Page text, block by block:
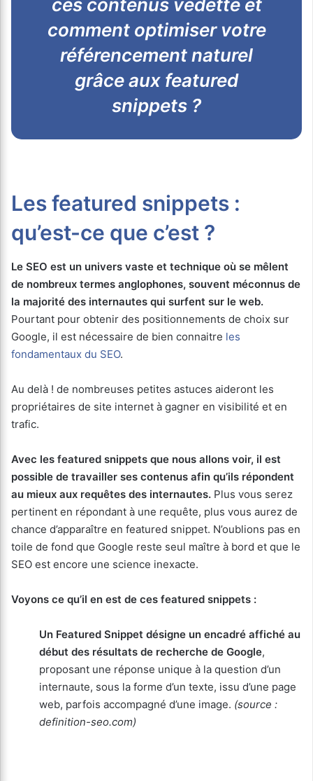
ces contenus vedette et
comment optimiser votre
référencement naturel
grâce aux featured
snippets ?
Les featured snippets :
qu’est-ce que c’est ?
Le SEO est un univers vaste et technique où se mêlent
de nombreux termes anglophones, souvent méconnus de
la majorité des internautes qui surfent sur le web.
Pourtant pour obtenir des positionnements de choix sur
Google, il est nécessaire de bien connaitre les
fondamentaux du SEO.
Au delà ! de nombreuses petites astuces aideront les
propriétaires de site internet à gagner en visibilité et en
trafic.
Avec les featured snippets que nous allons voir, il est
possible de travailler ses contenus afin qu’ils répondent
au mieux aux requêtes des internautes. Plus vous serez
pertinent en répondant à une requête, plus vous aurez de
chance d’apparaître en featured snippet. N’oublions pas en
toile de fond que Google reste seul maître à bord et que le
SEO est encore une science inexacte.
Voyons ce qu’il en est de ces featured snippets :
Un Featured Snippet désigne un encadré affiché au
début des résultats de recherche de Google,
proposant une réponse unique à la question d’un
internaute, sous la forme d’un texte, issu d’une page
web, parfois accompagné d’une image. (source :
definition-seo.com)